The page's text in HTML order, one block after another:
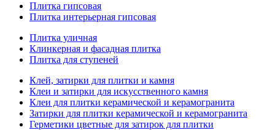
Плитка гипсовая
Плитка интерьерная гипсовая
Плитка уличная
Клинкерная и фасадная плитка
Плитка для ступеней
Клей, затирки для плитки и камня
Клеи и затирки для искусственного камня
Клеи для плитки керамической и керамогранита
Затирки для плитки керамической и керамогранита
Герметики цветные для затирок для плитки